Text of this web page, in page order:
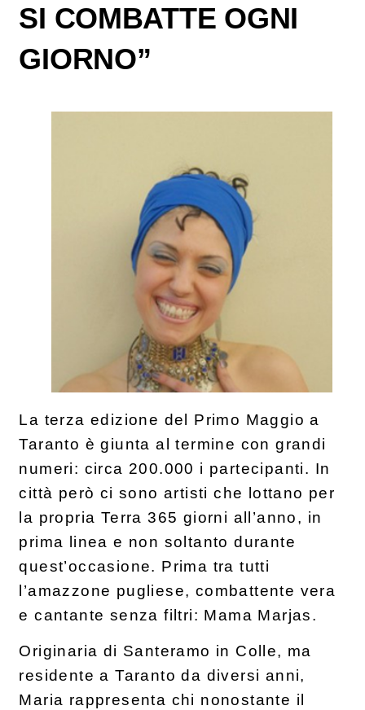
SI COMBATTE OGNI
GIORNO”
La terza edizione del Primo Maggio a
Taranto è giunta al termine con grandi
numeri: circa 200.000 i partecipanti. In
città però ci sono artisti che lottano per
la propria Terra 365 giorni all’anno, in
prima linea e non soltanto durante
quest’occasione. Prima tra tutti
l’amazzone pugliese, combattente vera
e cantante senza filtri: Mama Marjas.
Originaria di Santeramo in Colle, ma
residente a Taranto da diversi anni,
Maria rappresenta chi nonostante il